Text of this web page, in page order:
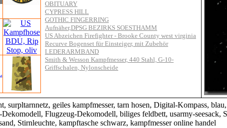
OBITUARY
CYPRESS HILL
GOTHIC FINGERRING
Aufnäher,DPSG BEZIRKS SOESTHAMM
US Abzeichen Firefighter - Brooke County west virginia
Recurve Bogenset für Einsteiger, mit Zubehör
LEDERARMBAND
Smith & Wesson Kampfmesser, 440 Stahl, G-10-
Griffschalen, Nylonscheide
geiles kampfmesser, tarn hosen, Digital-Kompass,
Flugzeug-Dekomodell, biliges feldbett, usarmy-seesack,
Stirnleuchte, kampftasche schwarz, kampfmesser online handel